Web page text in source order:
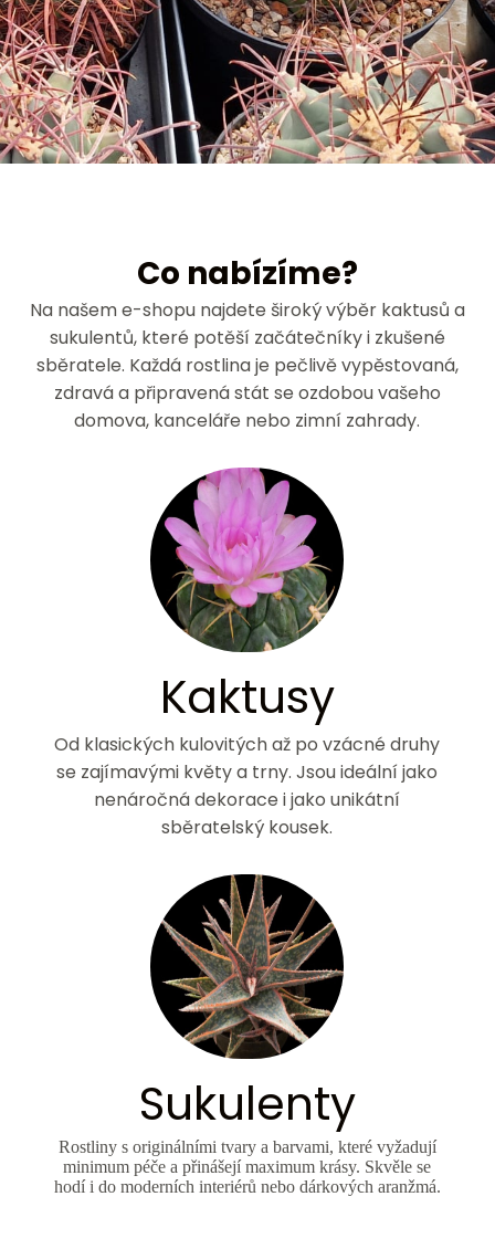
Co nabízíme?
Na našem e-shopu najdete široký výběr kaktusů a
sukulentů, které potěší začátečníky i zkušené
sběratele. Každá rostlina je pečlivě vypěstovaná,
zdravá a připravená stát se ozdobou vašeho
domova, kanceláře nebo zimní zahrady.
Kaktusy
Od klasických kulovitých až po vzácné druhy
se zajímavými květy a trny. Jsou ideální jako
nenáročná dekorace i jako unikátní
sběratelský kousek.
Sukulenty
Rostliny s originálními tvary a barvami, které vyžadují
minimum péče a přinášejí maximum krásy. Skvěle se
hodí i do moderních interiérů nebo dárkových aranžmá.